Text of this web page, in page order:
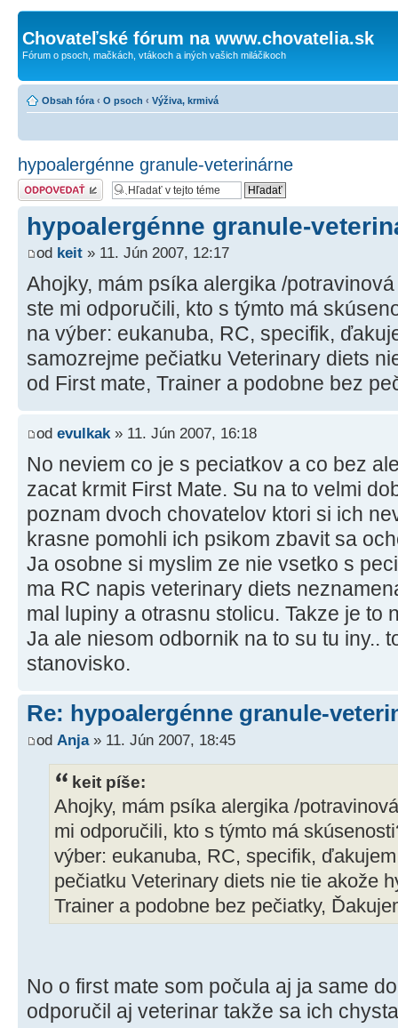
Chovateľské fórum na www.chovatelia.sk
Fórum o psoch, mačkách, vtákoch a iných vašich miláčikoch
Obsah fóra ‹ O psoch ‹ Výživa, krmivá
hypoalergénne granule-veterinárne
Odoslať odpoveď
hypoalergénne granule-
od keit » 11. Jún 2007, 12:17
Ahojky, mám psíka alergika /
ste mi odporučili, kto s týmto má
na výber: eukanuba, RC, specifik,
samozrejme pečiatku Veterinary diets
od First mate, Trainer a podobne bez
od evulkak» 11. Jún 2007, 16:18
No neviem co je s peciatkov a co bez
zacat krmit First Mate. Su na to velmi
poznam dvoch chovatelov ktori si ich
krasne pomohli ich psikom zbavit sa
Ja osobne si myslim ze nie vsetko s
ma RC napis veterinary diets
mal lupiny a otrasnu stolicu. Takze je to
Ja ale niesom odbornik na to su tu iny..
stanovisko.
Re: hypoalergénne granule-
od Anja» 11. Jún 2007, 18:45
keit píše:
Ahojky, mám psíka alergika /
mi odporučili, kto s týmto má
výber: eukanuba, RC, specifik,
pečiatku Veterinary diets nie tie akože
Trainer a podobne bez pečiatky,
No o first mate som počula aj ja same
odporučil aj veterinar takže sa ich